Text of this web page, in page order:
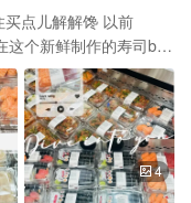
点儿解解馋 以前
这个新鲜制作的寿司bar
别鲜甜，超爱😊 总之
4